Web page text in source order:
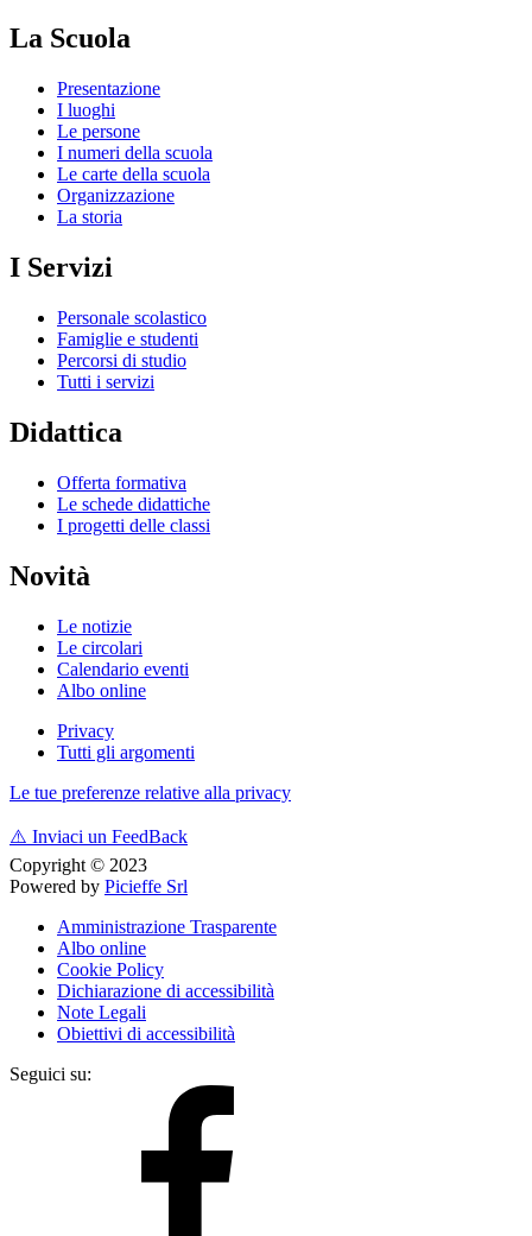
La Scuola
Presentazione
I luoghi
Le persone
I numeri della scuola
Le carte della scuola
Organizzazione
La storia
I Servizi
Personale scolastico
Famiglie e studenti
Percorsi di studio
Tutti i servizi
Didattica
Offerta formativa
Le schede didattiche
I progetti delle classi
Novità
Le notizie
Le circolari
Calendario eventi
Albo online
Privacy
Tutti gli argomenti
Le tue preferenze relative alla privacy
⚠️ Inviaci un FeedBack
Copyright © 2023
Powered by Picieffe Srl
Amministrazione Trasparente
Albo online
Cookie Policy
Dichiarazione di accessibilità
Note Legali
Obiettivi di accessibilità
Seguici su: